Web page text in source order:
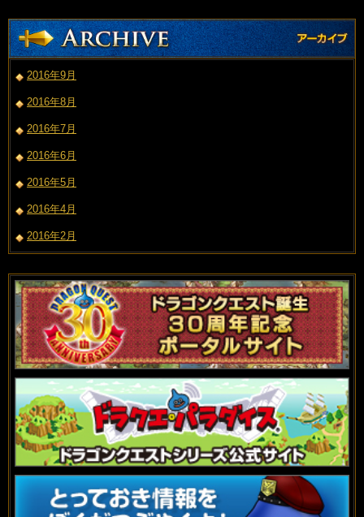
2016年9月
2016年8月
2016年7月
2016年6月
2016年5月
2016年4月
2016年2月